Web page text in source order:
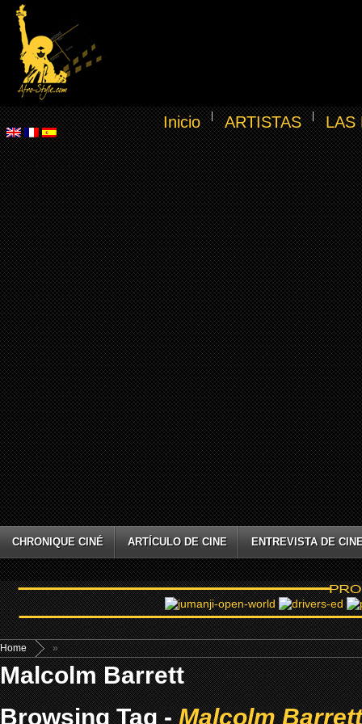
Inicio ARTISTAS LAS
CHRONIQUE CINÉ ARTÍCULO DE CINE ENTREVISTA DE
Home »
Malcolm Barrett
Browsing Tag -Malcolm Barrett